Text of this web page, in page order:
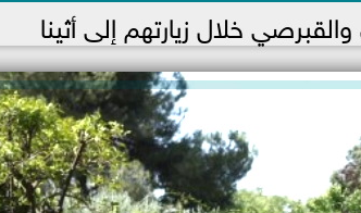
خلال زيارتهم إلى أثينا